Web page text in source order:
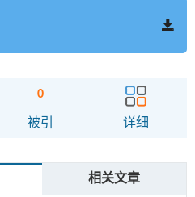
0
被引 详细
相关文章